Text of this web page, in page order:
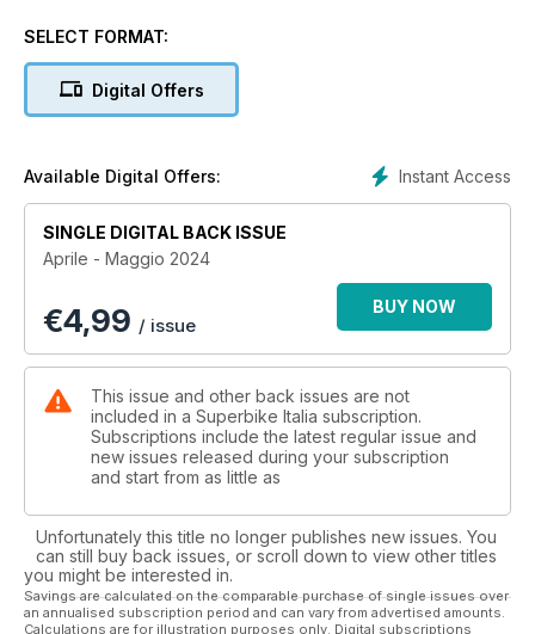
Portimao tutt’altro che graziata dal bel tempo, ma non per
YAMAHA MT-09
ciclistica ed ergonomia. Un’hooligan ancora migliore? Aigor,
DUCATI HYPERMOTARD 698 MONO
Con la Hypermotard 698 Mono, Ducati si lancia in un terreno
per lei inesplorato: quello delle supermotard stradali
monocilindriche. Novità interessante o tentativo un po’
azzardato? Lore, tra impennate e derapate, ha provato la
nuova arrivata in un kartodromo del sud della Spagna…
SUZUKI GSX-8R
Suzuki trasforma la sua naked GSX-8S per attaccare il
segmento delle sportive entry level. La domanda è: non
saranno pochi 83cv per andare forte tra le curve? E tra i
strada e in circuito, nel sud della Spagna
TRIUMPH DAYTONA 660
Alla ormai affollatissima battaglia tra sportive stradali di media
cilindrata, ora partecipa anche Triumph, naturalmente con una
SELECT FORMAT:
Digital Offers
Instant Access
Available Digital Offers:
SINGLE DIGITAL BACK ISSUE
Aprile - Maggio 2024
€4,99 / issue
BUY NOW
This issue and other back issues are not
included in a Superbike Italia subscription.
Subscriptions include the latest regular issue and
new issues released during your subscription
and start from as little as
Unfortunately this title no longer publishes new issues. You
can still buy back issues, or scroll down to view other titles
you might be interested in.
Savings are calculated on the comparable purchase of single issues over
an annualised subscription period and can vary from advertised amounts.
Calculations are for illustration purposes only. Digital subscriptions